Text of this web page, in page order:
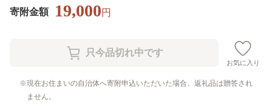
寄附金額 19,000円
お気に入り
現在お住まいの自治体へ寄附申込いただいた場合、返礼品は贈答され
ません。